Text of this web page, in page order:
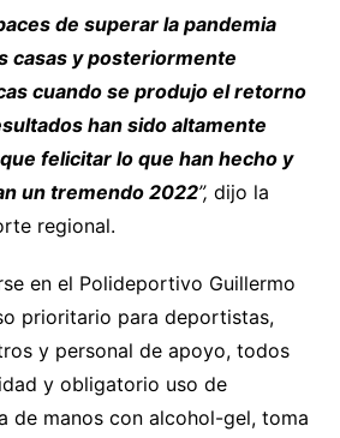
de superar la pandemia
casas y posteriormente
cuando se produjo el retorno
han sido altamente
felicitar lo que han hecho y
un tremendo 2022”, dijo la
regional.
en el Polideportivo Guillermo
prioritario para deportistas,
y personal de apoyo, todos
y obligatorio uso de
de manos con alcohol-gel, toma